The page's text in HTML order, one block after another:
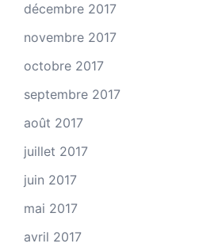
décembre 2017
novembre 2017
octobre 2017
septembre 2017
août 2017
juillet 2017
juin 2017
mai 2017
avril 2017